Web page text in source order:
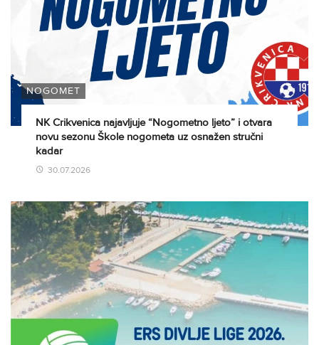
NOGOMET
NK Crikvenica najavljuje “Nogometno ljeto” i otvara
novu sezonu Škole nogometa uz osnažen stručni
kadar
30.07.2026